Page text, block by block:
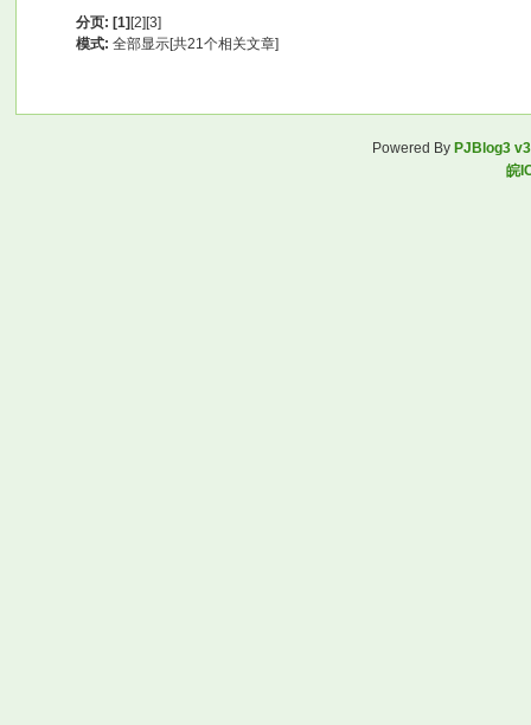
分页: [1] [2] [3]
模式: 全部显示[共21个相关文章]
Powered By PJBlog3
皖